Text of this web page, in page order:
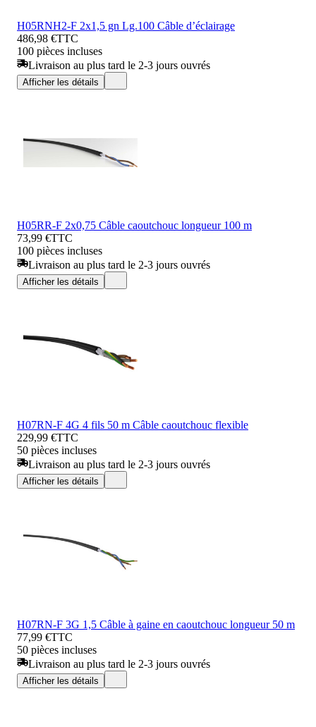
H05RNH2-F 2x1,5 gn Lg.100 Câble d’éclairage
486,98 €TTC
100 pièces incluses
Livraison au plus tard le 2-3 jours ouvrés
Afficher les détails
H05RR-F 2x0,75 Câble caoutchouc longueur 100 m
73,99 €TTC
100 pièces incluses
Livraison au plus tard le 2-3 jours ouvrés
Afficher les détails
H07RN-F 4G 4 fils 50 m Câble caoutchouc flexible
229,99 €TTC
50 pièces incluses
Livraison au plus tard le 2-3 jours ouvrés
Afficher les détails
H07RN-F 3G 1,5 Câble à gaine en caoutchouc longueur 50 m
77,99 €TTC
50 pièces incluses
Livraison au plus tard le 2-3 jours ouvrés
Afficher les détails